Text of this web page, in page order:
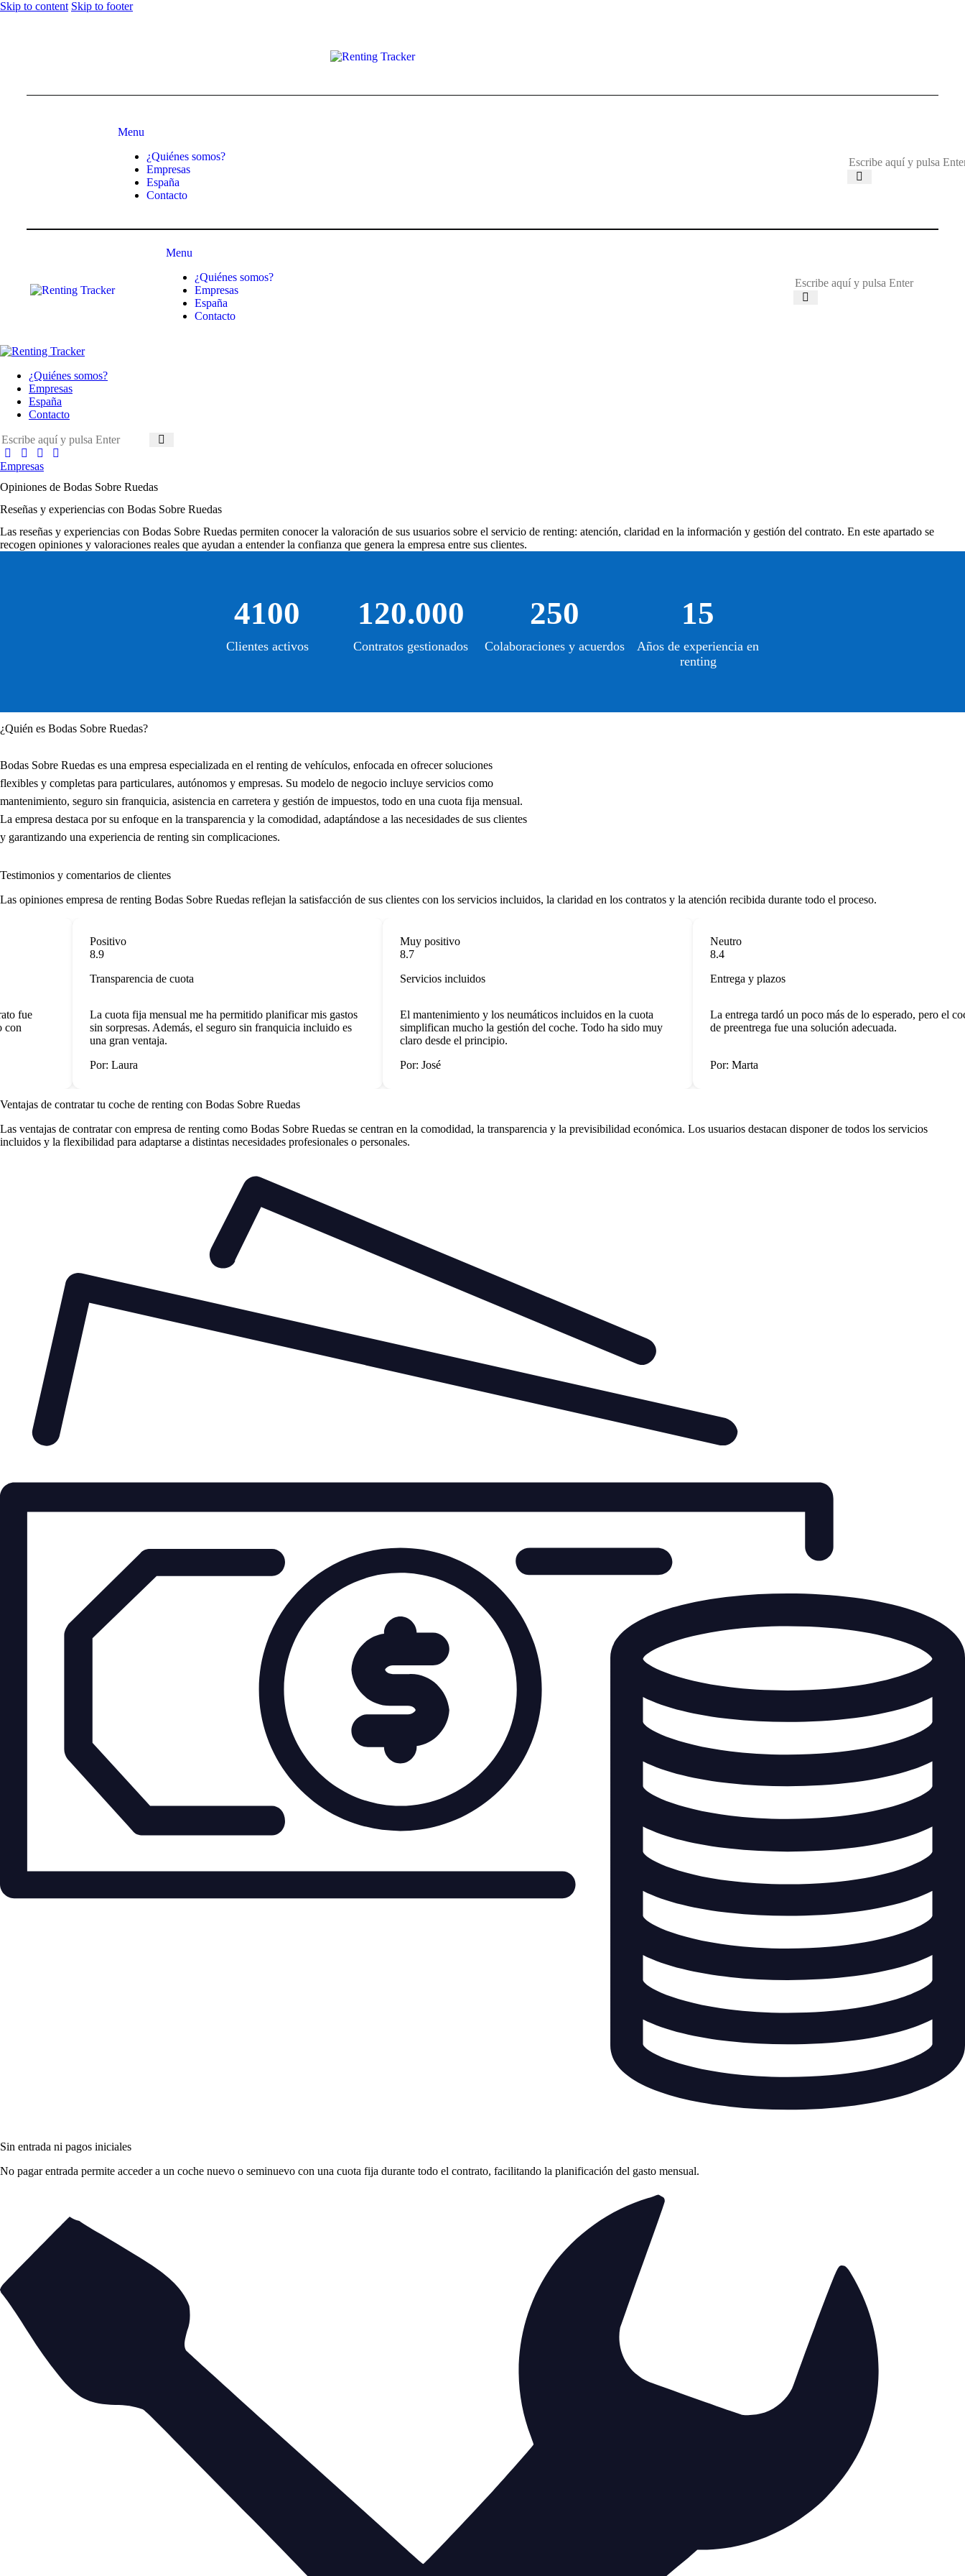
Skip to content Skip to footer
Menu
¿Quiénes somos?
Empresas
España
Contacto
Menu
¿Quiénes somos?
Empresas
España
Contacto
¿Quiénes somos?
Empresas
España
Contacto
Empresas
Opiniones de Bodas Sobre Ruedas
Reseñas y experiencias con Bodas Sobre Ruedas
Las reseñas y experiencias con Bodas Sobre Ruedas permiten conocer la valoración de sus usuarios sobre el servicio de renting: atención, claridad en la información y gestión del contrato. En este apartado se
recogen opiniones y valoraciones reales que ayudan a entender la confianza que genera la empresa entre sus clientes.
4100
Clientes activos
120.000
Contratos gestionados
250
Colaboraciones y acuerdos
15
Años de experiencia en
renting
¿Quién es Bodas Sobre Ruedas?
Bodas Sobre Ruedas es una empresa especializada en el renting de vehículos, enfocada en ofrecer soluciones
flexibles y completas para particulares, autónomos y empresas. Su modelo de negocio incluye servicios como
mantenimiento, seguro sin franquicia, asistencia en carretera y gestión de impuestos, todo en una cuota fija mensual.
La empresa destaca por su enfoque en la transparencia y la comodidad, adaptándose a las necesidades de sus clientes
y garantizando una experiencia de renting sin complicaciones.
Testimonios y comentarios de clientes
Las opiniones empresa de renting Bodas Sobre Ruedas reflejan la satisfacción de sus clientes con los servicios incluidos, la claridad en los contratos y la atención recibida durante todo el proceso.
fue
Positivo
8.9
Transparencia de cuota
La cuota fija mensual me ha permitido planificar mis gastos
sin sorpresas. Además, el seguro sin franquicia incluido es
una gran ventaja.
Por: Laura
Muy positivo
8.7
Servicios incluidos
El mantenimiento y los neumáticos incluidos en la cuota
simplifican mucho la gestión del coche. Todo ha sido muy
claro desde el principio.
Por: José
Neutro
8.4
Entrega y plazos
La entrega tardó un poco más de lo esperado, pero el
de preentrega fue una solución adecuada.
Por: Marta
Ventajas de contratar tu coche de renting con Bodas Sobre Ruedas
Las ventajas de contratar con empresa de renting como Bodas Sobre Ruedas se centran en la comodidad, la transparencia y la previsibilidad económica. Los usuarios destacan disponer de todos los servicios
incluidos y la flexibilidad para adaptarse a distintas necesidades profesionales o personales.
Sin entrada ni pagos iniciales
No pagar entrada permite acceder a un coche nuevo o seminuevo con una cuota fija durante todo el contrato, facilitando la planificación del gasto mensual.